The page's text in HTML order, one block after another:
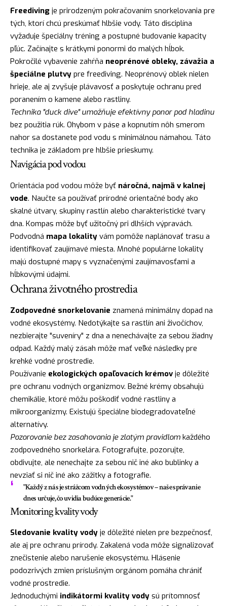
Freediving je prirodzeným pokračovaním snorkelovania pre
tých, ktorí chcú preskúmať hlbšie vody. Táto disciplína
vyžaduje špeciálny tréning a postupné budovanie kapacity
pľúc. Začínajte s krátkymi ponormi do malých hĺbok.
Pokročilé vybavenie zahŕňa neoprénové obleky, závažia a
špeciálne plutvy pre freediving. Neoprénový oblek nielen
hrieje, ale aj zvyšuje plávavosť a poskytuje ochranu pred
poranením o kamene alebo rastliny.
Technika "duck dive" umožňuje efektívny ponor pod hladinu
bez použitia rúk. Ohybom v páse a kopnutím nôh smerom
nahor sa dostanete pod vodu s minimálnou námahou. Táto
technika je základom pre hlbšie prieskumy.
Navigácia pod vodou
Orientácia pod vodou môže byť náročná, najmä v kalnej
vode. Naučte sa používať prírodné orientačné body ako
skalné útvary, skupiny rastlín alebo charakteristické tvary
dna. Kompas môže byť užitočný pri dlhších výpravách.
Podvodná mapa lokality vám pomôže naplánovať trasu a
identifikovať zaujímavé miesta. Mnohé populárne lokality
majú dostupné mapy s vyznačenými zaujímavosťami a
hĺbkovými údajmi.
Ochrana životného prostredia
Zodpovedné snorkelovanie znamená minimálny dopad na
vodné ekosystémy. Nedotýkajte sa rastlín ani živočíchov,
nezbierajte "suveníry" z dna a nenechávajte za sebou žiadny
odpad. Každý malý zásah môže mať veľké následky pre
krehké vodné prostredie.
Používanie ekologických opaľovacích krémovje dôležité
pre ochranu vodných organizmov. Bežné krémy obsahujú
chemikálie, ktoré môžu poškodiť vodné rastliny a
mikroorganizmy. Existujú špeciálne biodegradovateľné
alternatívy.
Pozorovanie bez zasahovania je zlatým pravidlom každého
zodpovedného snorkelára. Fotografujte, pozorujte,
obdivujte, ale nenechajte za sebou nič iné ako bublinky a
nevziať si nič iné ako zážitky a fotografie.
"Každý z nás je strážcom vodných ekosystémov – naše správanie
dnes určuje, čo uvidia budúce generácie."
Monitoring kvality vody
Sledovanie kvality vody je dôležité nielen pre bezpečnosť,
ale aj pre ochranu prírody. Zakalená voda môže signalizovať
znečistenie alebo narušenie ekosystému. Hlásenie
podozrivých zmien príslušným orgánom pomáha chrániť
vodné prostredie.
Jednoduchými indikátormi kvality vody sú prítomnosť